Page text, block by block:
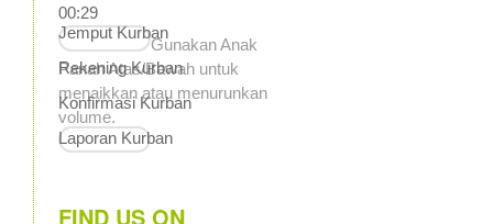
00:29
Gunakan Anak
Panah Atas/Bawah untuk
menaikkan atau menurunkan
volume.
Jemput Kurban
Rekening Kurban
Konfirmasi Kurban
Laporan Kurban
FIND US ON